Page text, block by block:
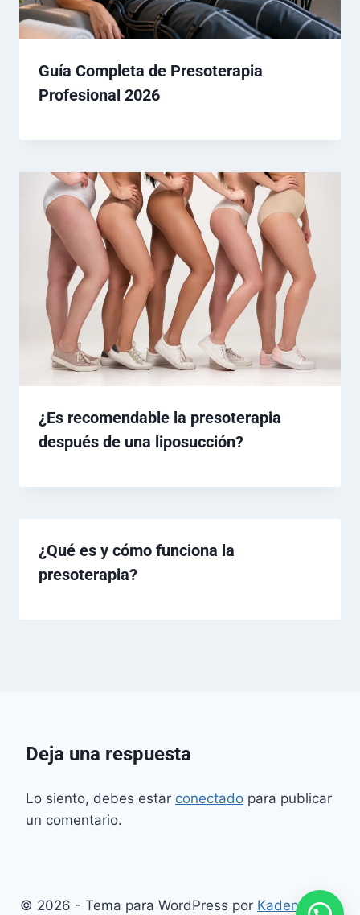
Guía Completa de Presoterapia
Profesional 2026
¿Es recomendable la presoterapia
después de una liposucción?
¿Qué es y cómo funciona la
presoterapia?
Deja una respuesta
Lo siento, debes estar conectado para publicar
un comentario.
© 2026 - Tema para WordPress por Kadence WP